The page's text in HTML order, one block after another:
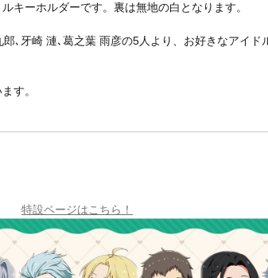
キーホルダーです。裏は無地の白となります。
､牙崎 漣､葛之葉 雨彦の5人より、お好きなアイド
す。
特設ページはこちら！